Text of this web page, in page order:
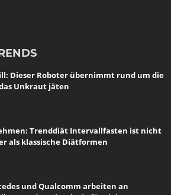
Dieser Roboter übernimmt rund um die
Unkraut jäten
Trenddiät Intervallfasten ist nicht
als klassische Diätformen
und Qualcomm arbeiten an